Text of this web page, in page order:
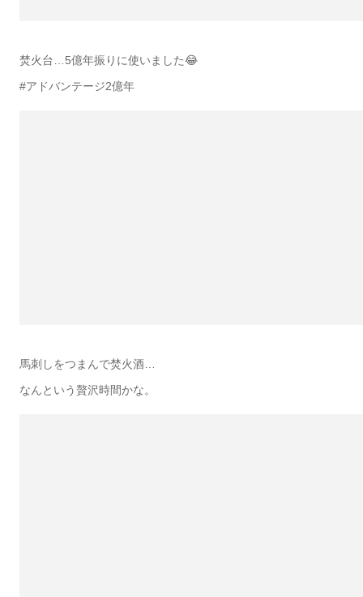
焚火台…5億年振りに使いました😂
#アドバンテージ2億年
馬刺しをつまんで焚火酒…
なんという贅沢時間かな。